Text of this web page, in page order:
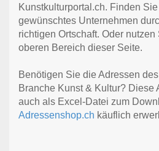
Kunstkulturportal.ch. Finden
gewünschtes Unternehmen
richtigen Ortschaft. Oder
oberen Bereich dieser Seite.
Benötigen Sie die Adressen
Branche Kunst & Kultur? Diese
auch als Excel-Datei zum
Adressenshop.ch käuflich